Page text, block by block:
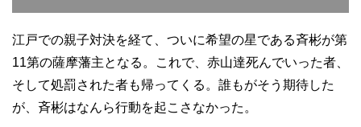
江戸での親子対決を経て、ついに希望の星である斉彬が第
11第の薩摩藩主となる。これで、赤山達死んでいった者、
そして処罰された者も帰ってくる。誰もがそう期待した
が、斉彬はなんら行動を起こさなかった。